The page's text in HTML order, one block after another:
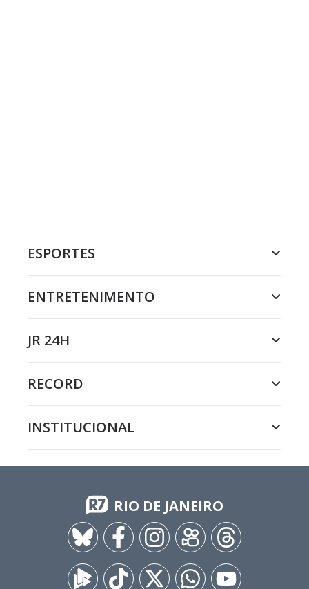
ESPORTES
ENTRETENIMENTO
JR 24H
RECORD
INSTITUCIONAL
RIO DE JANEIRO